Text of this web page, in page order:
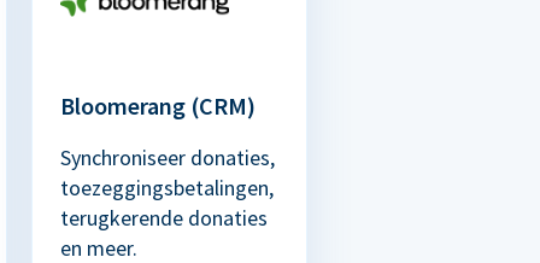
Bloomerang (CRM)
Synchroniseer donaties,
toezeggingsbetalingen,
terugkerende donaties
en meer.